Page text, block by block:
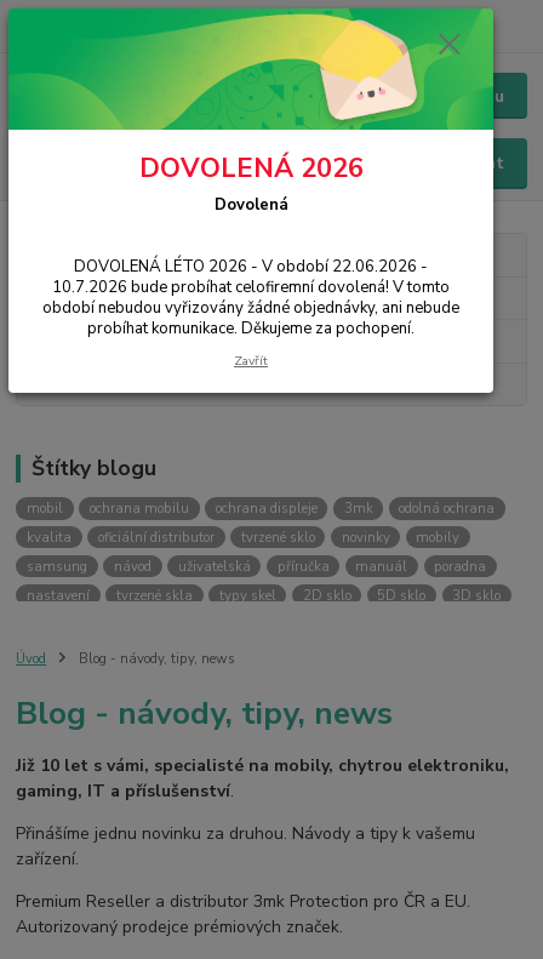
Menu
Hledat
Chat / Online podpora - 24/7
Kategorie blogu
3mk Protection
Novinky
Štítky blogu
mobil ochrana mobilu ochrana displeje 3mk
odolná ochrana
kvalita
oficiální distributor tvrzené sklo novinky
mobily
samsung
návod uživatelská příručka manuál
poradna
nastavení
tvrzené skla typy skel 2D sklo 5D sklo
3D sklo
ochranný kryt
vlastní potisk
3mk ochrana
premium reseller pouzdra kryty
kamera
pro děti
Úvod Blog - návody, tipy, news
Blog - návody, tipy, news
Již 10 let s vámi, specialisté na mobily, chytrou elektroniku,
gaming, IT a příslušenství.
Přinášíme jednu novinku za druhou. Návody a tipy k vašemu
zařízení.
Premium Reseller a distributor 3mk Protection pro ČR a EU.
Autorizovaný prodejce prémiových značek.
DOVOLENÁ 2026
Dovolená
DOVOLENÁ LÉTO 2026 - V období 22.06.2026 -
10.7.2026 bude probíhat celofiremní dovolená! V tomto
období nebudou vyřizovány žádné objednávky, ani nebude
probíhat komunikace. Děkujeme za pochopení.
Zavřít